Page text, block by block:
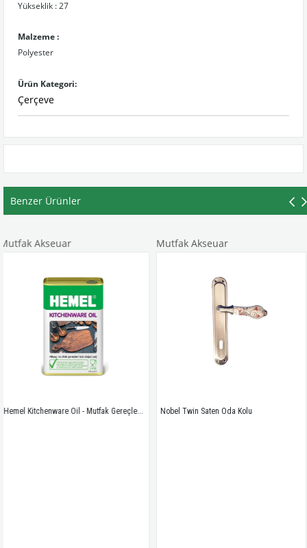
Yükseklik : 27
Malzeme :
Polyester
Ürün Kategori:
Çerçeve
Benzer Ürünler
Hemel Kitchenware Oil - Mutfak Gereçleri Için Doğal Yağ - 0,175 ml
Mutfak Akseuar
Nobel Twin Saten Oda Kolu